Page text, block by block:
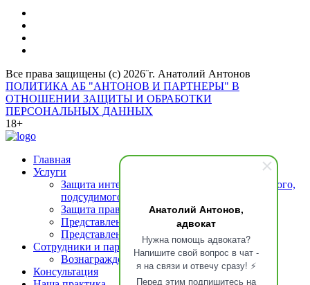
Анатолий Антонов,
адвокат
Нужна помощь адвоката?
Напишите свой вопрос в чат -
я на связи и отвечу сразу! ⚡
Перед этим подпишитесь на
Все права защищены (с) 2026¨г. Анатолий Антонов
ПОЛИТИКА АБ "АНТОНОВ И ПАРТНЕРЫ" В
ОТНОШЕНИИ ЗАЩИТЫ И ОБРАБОТКИ
ПЕРСОНАЛЬНЫХ ДАННЫХ
18+
Главная
Услуги
Защита интересов подозреваемого (обвиняемого,
подсудимого)
Защита прав свидетелей
Представление интересов потерпевшего
Представление интересов осужденных
Сотрудники и партнеры
Вознаграждение адвоката
Консультация